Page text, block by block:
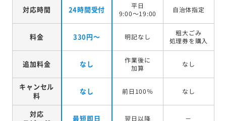
対応時間 24時間受付
平日
9:00～19:00
自治体指定
料金 330円～ 明記なし
粗大ごみ
処理券を購入
追加料金 なし
作業後に
加算
なし
キャンセル
料
なし 前日100％ なし
対応
最短即日 翌日以降 －